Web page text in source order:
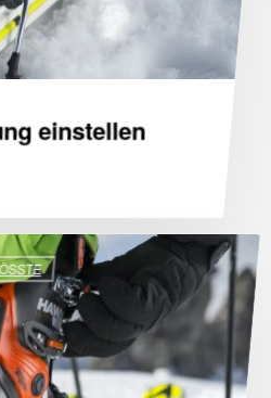
sich keine Produkte im
Warenkorb.
Go to shop
einstellen